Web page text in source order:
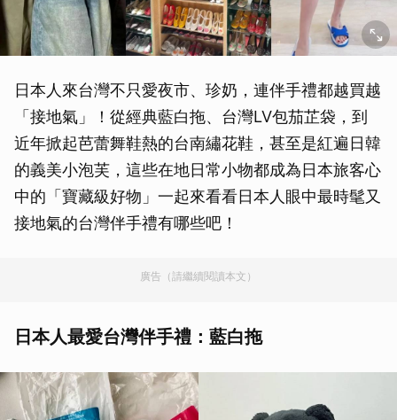
日本人來台灣不只愛夜市、珍奶，連伴手禮都越買越
「接地氣」！從經典藍白拖、台灣LV包茄芷袋，到
近年掀起芭蕾舞鞋熱的台南繡花鞋，甚至是紅遍日韓
的義美小泡芙，這些在地日常小物都成為日本旅客心
中的「寶藏級好物」一起來看看日本人眼中最時髦又
接地氣的台灣伴手禮有哪些吧！
廣告（請繼續閱讀本文）
日本人最愛台灣伴手禮：藍白拖